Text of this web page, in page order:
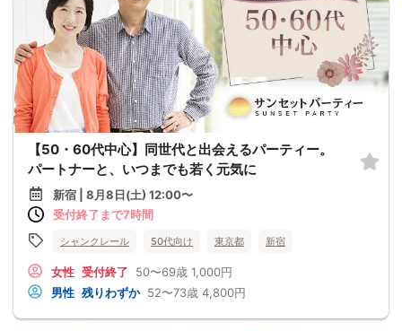
【50・60代中心】同世代と出会えるパーティー。
パートナーと、いつまでも若く元気に
新宿 | 8月8日(土) 12:00〜
受付終了まで7時間
シャンクレール 50代向け 東京都 新宿
女性 受付終了 50〜69歳 1,000円
男性 残りわずか 52〜73歳 4,800円